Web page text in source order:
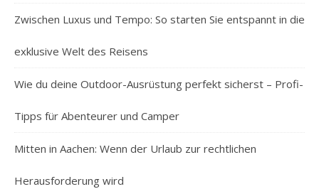
Zwischen Luxus und Tempo: So starten Sie entspannt in die
exklusive Welt des Reisens
Wie du deine Outdoor-Ausrüstung perfekt sicherst – Profi-
Tipps für Abenteurer und Camper
Mitten in Aachen: Wenn der Urlaub zur rechtlichen
Herausforderung wird